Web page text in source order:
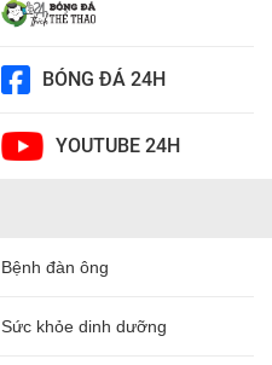
BÓNG ĐÁ 24H
YOUTUBE 24H
Bệnh đàn ông
Sức khỏe dinh dưỡng